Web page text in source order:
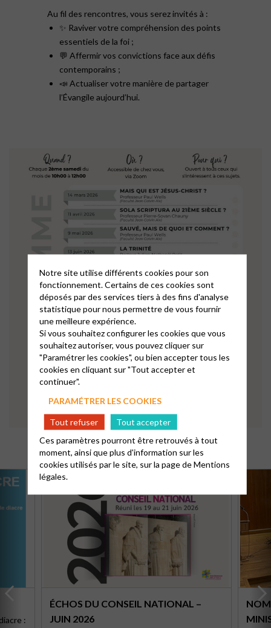
Au fil des rencontres, vous serez invités à :
✨ Raviver votre compréhension des points
essentiels de la foi ;
💬 Affermir vos convictions face aux défis
contemporains ;
📣 Actualiser votre manière de partager
l’Évangile aujourd’hui.
:
ÉCHOS DU CONSEIL NATIONAL –
JUIN 2026
Notre site utilise différents cookies pour son
fonctionnement. Certains de ces cookies sont
déposés par des services tiers à des fins d'analyse
statistique pour nous permettre de vous fournir
une meilleure expérience.
Si vous souhaitez configurer les cookies que vous
souhaitez autoriser, vous pouvez cliquer sur
"Paramétrer les cookies", ou bien accepter tous les
cookies en cliquant sur "Tout accepter et
continuer".
PARAMÉTRER LES COOKIES
Tout refuser
Tout accepter
Ces paramètres pourront être retrouvés à tout
moment, ainsi que plus d'information sur les
cookies utilisés par le site, sur la page deMentions
légales.